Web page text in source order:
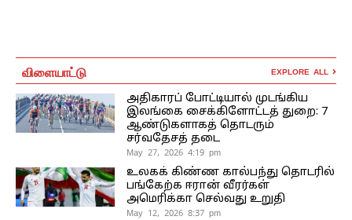
விளையாட்டு EXPLORE ALL
அதிகாரப் போட்டியால் முடங்கிய
இலங்கை சைக்கிளோட்டத் துறை: 7
ஆண்டுகளாகத் தொடரும்
சர்வதேசத் தடை
May 27, 2026 4:19 pm
உலகக் கிண்ண கால்பந்து தொடரில்
பங்கேற்க ஈரான் வீரர்கள்
அமெரிக்கா செல்வது உறுதி
May 12, 2026 8:37 pm